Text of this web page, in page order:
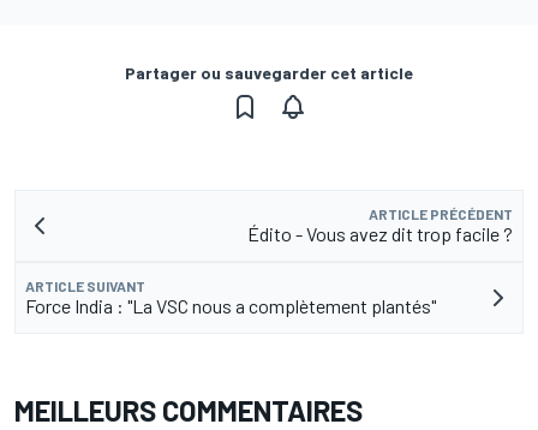
Partager ou sauvegarder cet article
ARTICLE PRÉCÉDENT
Édito - Vous avez dit trop facile ?
ARTICLE SUIVANT
Force India : "La VSC nous a complètement plantés"
MEILLEURS COMMENTAIRES